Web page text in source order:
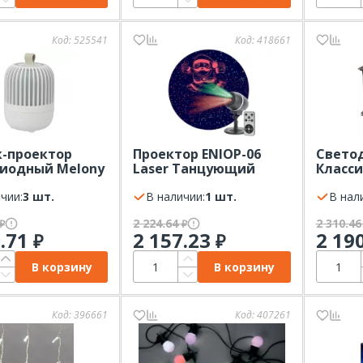
Код:525541
проектор
Melony
3 шт.
₽
₽
В корзину
Код:418661
Проектор ENIOP-06
Laser Танцующий
В наличии:
1 шт.
2 224.64₽
2 157.23₽
В корзину
В
2
2
Код:396661 Код:407261